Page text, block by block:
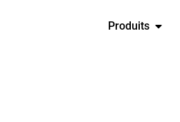
Produits
Produits